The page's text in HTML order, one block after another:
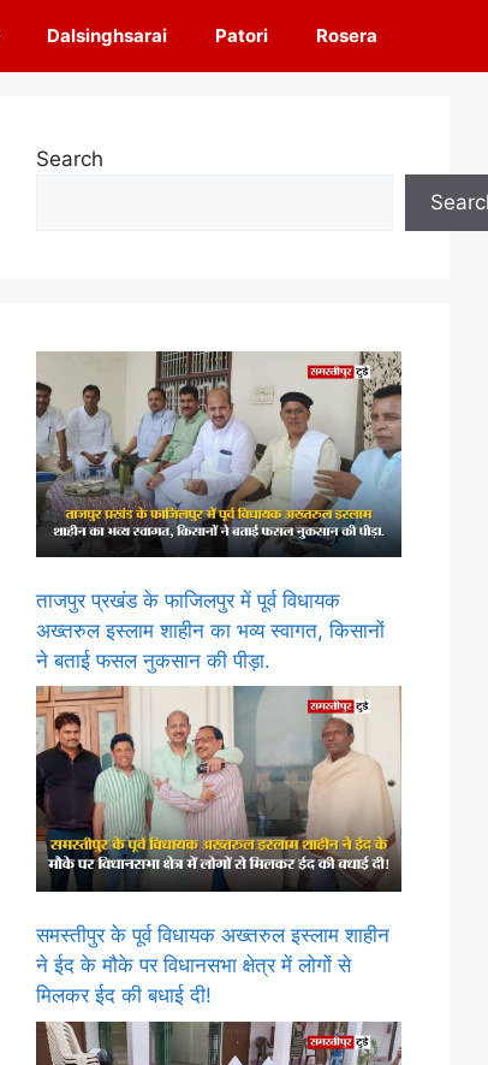
Dalsinghsarai Patori Rosera
Search
ताजपुर प्रखंड के फाजिलपुर में पूर्व विधायक
अख्तरुल इस्लाम शाहीन का भव्य स्वागत, किसानों
ने बताई फसल नुकसान की पीड़ा.
समस्तीपुर के पूर्व विधायक अख्तरुल इस्लाम शाहीन
ने ईद के मौके पर विधानसभा क्षेत्र में लोगों से
मिलकर ईद की बधाई दी!